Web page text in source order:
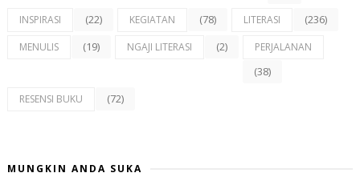
INSPIRASI (22) KEGIATAN (78) LITERASI (236)
MENULIS (19) NGAJI LITERASI (2) PERJALANAN
(38)
RESENSI BUKU (72)
MUNGKIN ANDA SUKA